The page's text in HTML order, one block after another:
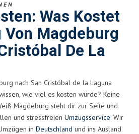
Was Kostet
Von Magdeburg
De La
nach San Cristóbal de la Laguna
wie viel es kosten würde? Keine
Magdeburg steht dir zur Seite und
und stressfreien Umzugsservice. Wir
in Deutschland und ins Ausland